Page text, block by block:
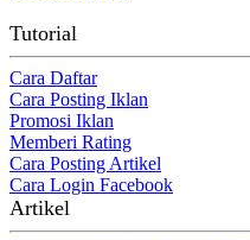
Tutorial
Cara Daftar
Cara Posting Iklan
Promosi Iklan
Memberi Rating
Cara Posting Artikel
Cara Login Facebook
Artikel